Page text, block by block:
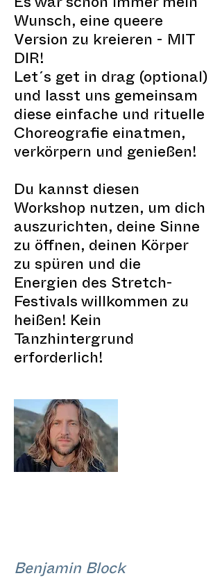
Es war schon immer mein
Wunsch, eine queere
Version zu kreieren - MIT
DIR!
Let´s get in drag (optional)
und lasst uns gemeinsam
diese einfache und rituelle
Choreografie einatmen,
verkörpern und genießen!
Du kannst diesen
Workshop nutzen, um dich
auszurichten, deine Sinne
zu öffnen, deinen Körper
zu spüren und die
Energien des Stretch-
Festivals willkommen zu
heißen! Kein
Tanzhintergrund
erforderlich!
Benjamin Block